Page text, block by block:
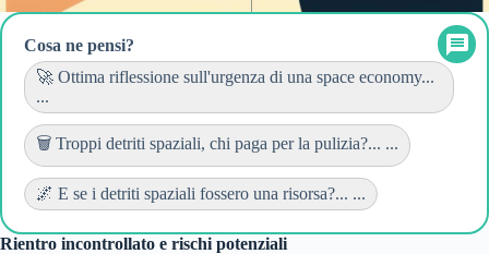
Cosa ne pensi?
🚀 Ottima riflessione sull'urgenza di una space economy...
...
🗑️ Troppi detriti spaziali, chi paga per la pulizia?... ...
🌌 E se i detriti spaziali fossero una risorsa?... ...
Rientro incontrollato e rischi potenziali